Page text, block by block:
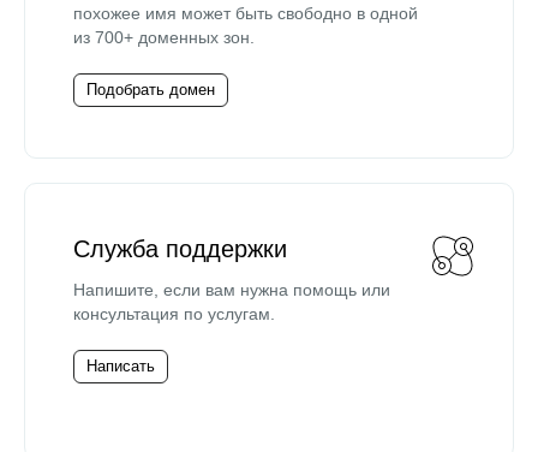
похожее имя может быть свободно в одной
из 700+ доменных зон.
Подобрать домен
Служба поддержки
Напишите, если вам нужна помощь или
консультация по услугам.
Написать